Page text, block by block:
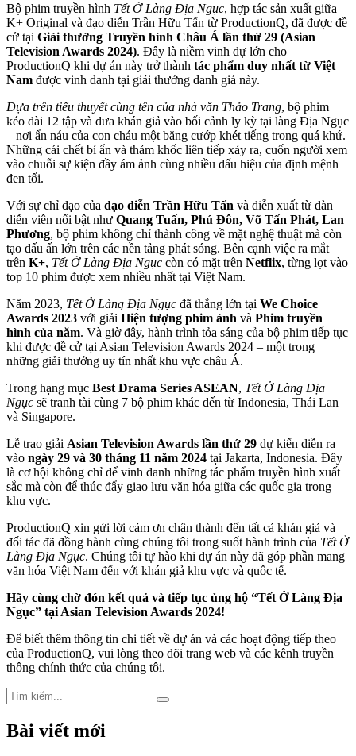
Bộ phim truyền hình Tết Ở Làng Địa Ngục, hợp tác sản xuất giữa
K+ Original và đạo diễn Trần Hữu Tấn từ ProductionQ, đã được đề
cử tại Giải thưởng Truyền hình Châu Á lần thứ 29 (Asian
Television Awards 2024). Đây là niềm vinh dự lớn cho
ProductionQ khi dự án này trở thành tác phẩm duy nhất từ Việt
Nam được vinh danh tại giải thưởng danh giá này.
Dựa trên tiểu thuyết cùng tên của nhà văn Thảo Trang, bộ phim
kéo dài 12 tập và đưa khán giả vào bối cảnh ly kỳ tại làng Địa Ngục
– nơi ẩn náu của con cháu một băng cướp khét tiếng trong quá khứ.
Những cái chết bí ẩn và thảm khốc liên tiếp xảy ra, cuốn người xem
vào chuỗi sự kiện đầy ám ảnh cùng nhiều dấu hiệu của định mệnh
đen tối.
Với sự chỉ đạo của đạo diễn Trần Hữu Tấn và diễn xuất từ dàn
diễn viên nổi bật như Quang Tuấn, Phú Đôn, Võ Tấn Phát, Lan
Phương, bộ phim không chỉ thành công về mặt nghệ thuật mà còn
tạo dấu ấn lớn trên các nền tảng phát sóng. Bên cạnh việc ra mắt
trên K+, Tết Ở Làng Địa Ngục còn có mặt trên Netflix, từng lọt vào
top 10 phim được xem nhiều nhất tại Việt Nam.
Năm 2023, Tết Ở Làng Địa Ngục đã thắng lớn tại We Choice
Awards 2023 với giải Hiện tượng phim ảnh và Phim truyền
hình của năm. Và giờ đây, hành trình tỏa sáng của bộ phim tiếp tục
khi được đề cử tại Asian Television Awards 2024 – một trong
những giải thưởng uy tín nhất khu vực châu Á.
Trong hạng mục Best Drama Series ASEAN, Tết Ở Làng Địa
Ngục sẽ tranh tài cùng 7 bộ phim khác đến từ Indonesia, Thái Lan
và Singapore.
Lễ trao giải Asian Television Awards lần thứ 29 dự kiến diễn ra
vào ngày 29 và 30 tháng 11 năm 2024 tại Jakarta, Indonesia. Đây
là cơ hội không chỉ để vinh danh những tác phẩm truyền hình xuất
sắc mà còn để thúc đẩy giao lưu văn hóa giữa các quốc gia trong
khu vực.
ProductionQ xin gửi lời cảm ơn chân thành đến tất cả khán giả và
đối tác đã đồng hành cùng chúng tôi trong suốt hành trình của Tết Ở
Làng Địa Ngục. Chúng tôi tự hào khi dự án này đã góp phần mang
văn hóa Việt Nam đến với khán giả khu vực và quốc tế.
Hãy cùng chờ đón kết quả và tiếp tục ủng hộ “Tết Ở Làng Địa
Ngục” tại Asian Television Awards 2024!
Để biết thêm thông tin chi tiết về dự án và các hoạt động tiếp theo
của ProductionQ, vui lòng theo dõi trang web và các kênh truyền
thông chính thức của chúng tôi.
Search
for:
Search
Bài viết mới